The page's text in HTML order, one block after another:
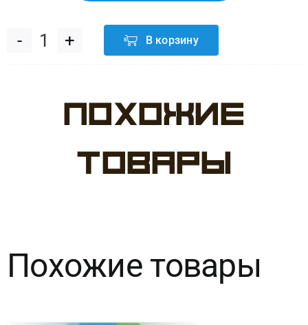
Количество
Свеча
В корзину
Похожие
товары
Похожие товары